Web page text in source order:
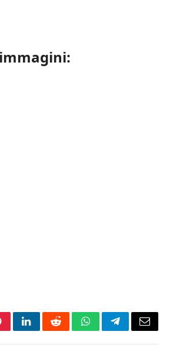
LinkedInRedditWhatsAppTelegramEmail